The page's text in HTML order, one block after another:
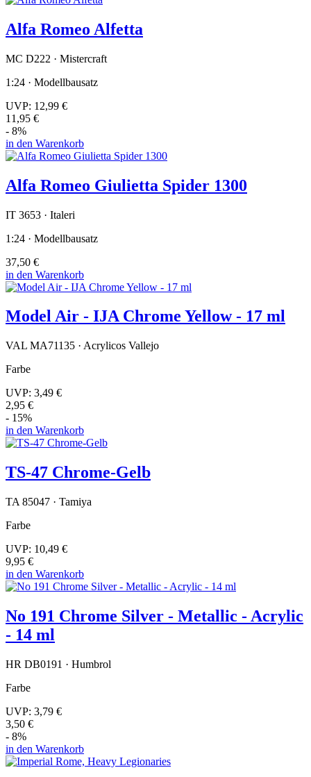
Alfa Romeo Alfetta
MC D222 · Mistercraft
1:24 · Modellbausatz
UVP: 12,99 €
11,95 €
- 8%
in den Warenkorb
Alfa Romeo Giulietta Spider 1300
IT 3653 · Italeri
1:24 · Modellbausatz
37,50 €
in den Warenkorb
Model Air - IJA Chrome Yellow - 17 ml
VAL MA71135 · Acrylicos Vallejo
Farbe
UVP: 3,49 €
2,95 €
- 15%
in den Warenkorb
TS-47 Chrome-Gelb
TA 85047 · Tamiya
Farbe
UVP: 10,49 €
9,95 €
in den Warenkorb
No 191 Chrome Silver - Metallic - Acrylic
- 14 ml
HR DB0191 · Humbrol
Farbe
UVP: 3,79 €
3,50 €
- 8%
in den Warenkorb